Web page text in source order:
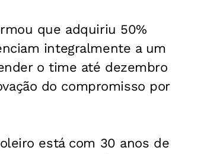
que adquiriu 50%
integralmente a um
o time até dezembro
do compromisso por
está com 30 anos de